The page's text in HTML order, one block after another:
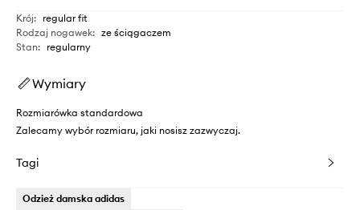
Krój: regular fit
Rodzaj nogawek: ze ściągaczem
Stan: regularny
Wymiary
Rozmiarówka standardowa
Zalecamy wybór rozmiaru, jaki nosisz zazwyczaj.
Tagi
Odzież damska adidas